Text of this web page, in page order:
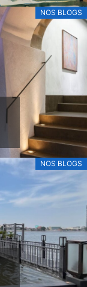
NOS BLOGS
NOS BLOGS